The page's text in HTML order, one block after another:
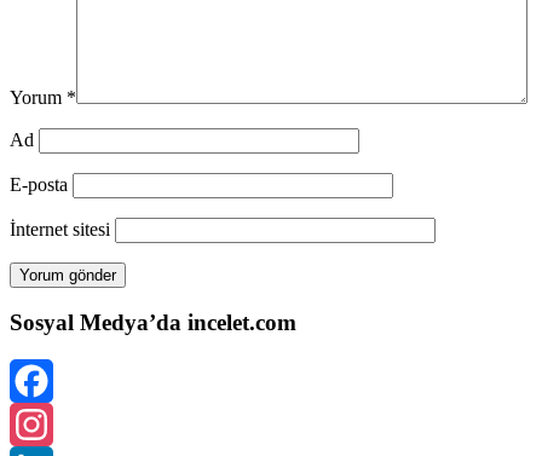
Yorum *
Ad
E-posta
İnternet sitesi
Sosyal Medya’da incelet.com
Facebook